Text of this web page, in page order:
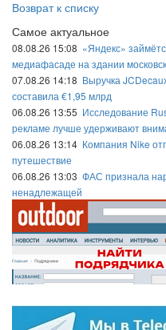
Возврат к списку
Самое актуальное
08.08.26 15:08 «Яндекс»
медиафасаде на здании
07.08.26 14:18 Выручка
составила €1,95 млрд
06.08.26 13:55 Исследование
рекламе лучше удерживают
06.08.26 13:14 Компания Nike
путешествие
06.08.26 13:03 ФАС признала
ненадлежащей